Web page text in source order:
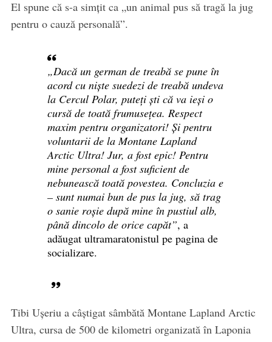
El spune că s-a simțit ca „un animal pus să tragă la jug
pentru o cauză personală”.
„Dacă un german de treabă se pune în
acord cu niște suedezi de treabă undeva
la Cercul Polar, puteți ști că va ieși o
cursă de toată frumusețea. Respect
maxim pentru organizatori! Și pentru
voluntarii de la Montane Lapland
Arctic Ultra! Jur, a fost epic! Pentru
mine personal a fost suficient de
nebunească toată povestea. Concluzia e
– sunt numai bun de pus la jug, să trag
o sanie roșie după mine în pustiul alb,
până dincolo de orice capăt”, a
adăugat ultramaratonistul pe pagina de
socializare.
Tibi Ușeriu a câștigat sâmbătă Montane Lapland Arctic
Ultra, cursa de 500 de kilometri organizată în Laponia